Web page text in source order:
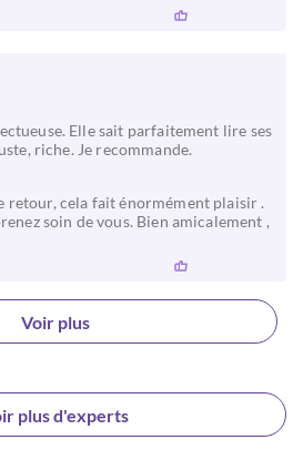
Elle sait parfaitement lire ses
riche. Je recommande.
retour, cela fait énormément plaisir .
soin de vous. Bien amicalement ,
Voir plus
plus d'experts